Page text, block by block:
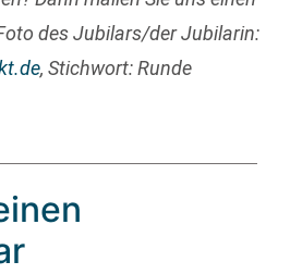
des Jubilars/der Jubilarin:
, Stichwort: Runde